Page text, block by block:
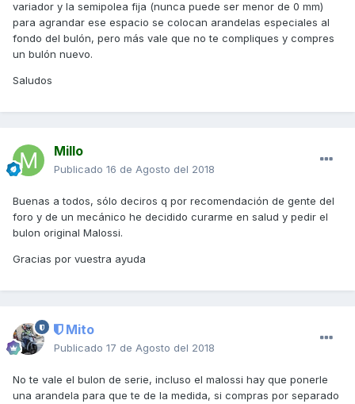
variador y la semipolea fija (nunca puede ser menor de 0 mm)
para agrandar ese espacio se colocan arandelas especiales al
fondo del bulón, pero más vale que no te compliques y compres
un bulón nuevo.
Saludos
Millo
Publicado 16 de Agosto del 2018
Buenas a todos, sólo deciros q por recomendación de gente del
foro y de un mecánico he decidido curarme en salud y pedir el
bulon original Malossi.
Gracias por vuestra ayuda
Mito
Publicado 17 de Agosto del 2018
No te vale el bulon de serie, incluso el malossi hay que ponerle
una arandela para que te de la medida, si compras por separado